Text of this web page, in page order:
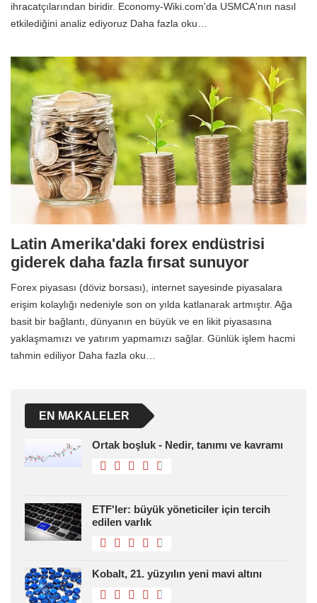
ihracatçılarından biridir. Economy-Wiki.com'da USMCA'nın nasıl
etkilediğini analiz ediyoruz Daha fazla oku…
Latin Amerika'daki forex endüstrisi
giderek daha fazla fırsat sunuyor
Forex piyasası (döviz borsası), internet sayesinde piyasalara
erişim kolaylığı nedeniyle son on yılda katlanarak artmıştır. Ağa
basit bir bağlantı, dünyanın en büyük ve en likit piyasasına
yaklaşmamızı ve yatırım yapmamızı sağlar. Günlük işlem hacmi
tahmin ediliyor Daha fazla oku…
EN MAKALELER
Ortak boşluk - Nedir, tanımı ve kavramı
ETF'ler: büyük yöneticiler için tercih
edilen varlık
Kobalt, 21. yüzyılın yeni mavi altını